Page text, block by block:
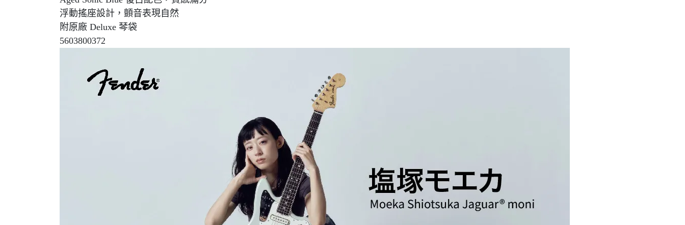
浮動搖座設計，顫音表現自然
附原廠 Deluxe 琴袋
5603800372